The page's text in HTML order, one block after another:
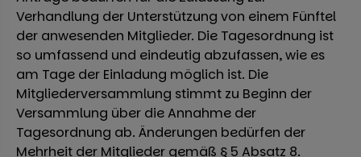
Verhandlung der Unterstützung von einem Fünftel
der anwesenden Mitglieder. Die Tagesordnung ist
so umfassend und eindeutig abzufassen, wie es
am Tage der Einladung möglich ist. Die
Mitgliederversammlung stimmt zu Beginn der
Versammlung über die Annahme der
Tagesordnung ab. Änderungen bedürfen der
Mehrheit der Mitglieder gemäß § 5 Absatz 8.